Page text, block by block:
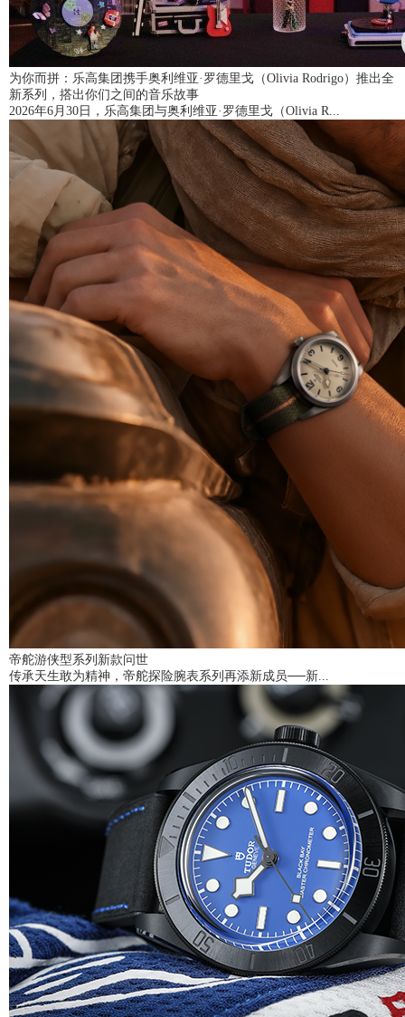
为你而拼：乐高集团携手奥利维亚·罗德里戈（Olivia Rodrigo）推出全
新系列，搭出你们之间的音乐故事
2026年6月30日，乐高集团与奥利维亚·罗德里戈（Olivia R...
帝舵游侠型系列新款问世
传承天生敢为精神，帝舵探险腕表系列再添新成员──新...